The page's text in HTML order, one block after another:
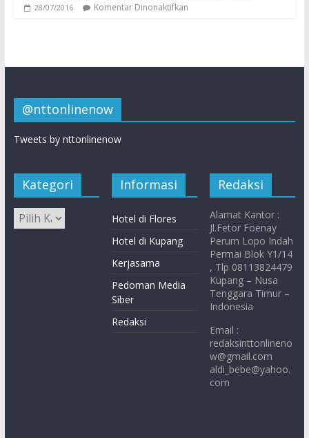
28/07/2016 Komentar Dinonaktifkan
@nttonlinenow
Tweets by nttonlinenow
Kategori Informasi
Hotel di Flores
Hotel di Kupang
Kerjasama
Pedoman Media
Siber
Redaksi
Redaksi
Alamat Kantor :
Jl.Fetor Foenay
Perum Lopo Indah
Permai Blok Y1/14
, Tlp 08113824479
Kupang – Nusa
Tenggara Timur –
Indonesia
Email :
redaksinttonlineno
w@gmail.com
aldi_bebe@yahoo.
com